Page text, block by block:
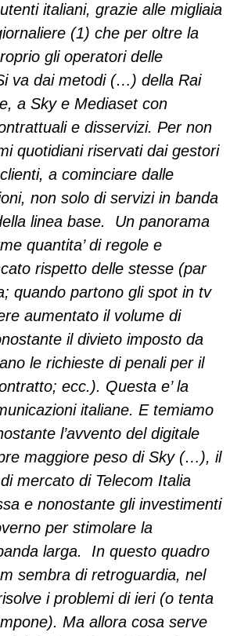
italiani, grazie alle migliaia
(1) che per oltre la
gli operatori delle
va dai metodi (…) della Rai
a Sky e Mediaset con
e disservizi. Per non
quotidiani riservati dai gestori
a cominciare dalle
non solo di servizi in banda
linea base. Un panorama
quantita’ di regole e
rispetto delle stesse (par
quando partono gli spot in tv
aumentato il volume di
il divieto imposto da
le richieste di penali per il
ecc.). Questa e’ la
italiane. E temiamo
l’avvento del digitale
maggiore peso di Sky (…), il
mercato di Telecom Italia
e nonostante gli investimenti
per stimolare la
larga. In questo quadro
sembra di retroguardia, nel
i problemi di ieri (o tenta
Ma allora cosa serve